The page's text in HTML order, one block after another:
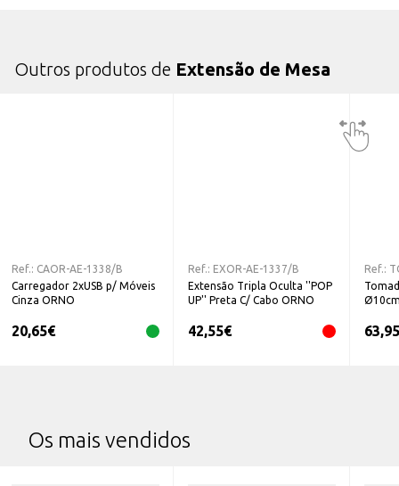
Outros produtos de Extensão de Mesa
Ref.: CAOR-AE-1338/B
Carregador 2xUSB p/ Móveis
Cinza ORNO
20,65€
Ref.: EXOR-AE-1337/B
Extensão Tripla Oculta ''POP
UP'' Preta C/ Cabo ORNO
42,55€
Ref.:
63,95
Os mais vendidos